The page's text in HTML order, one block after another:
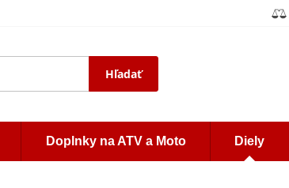
Hľadať
Doplnky na ATV a Moto Diely